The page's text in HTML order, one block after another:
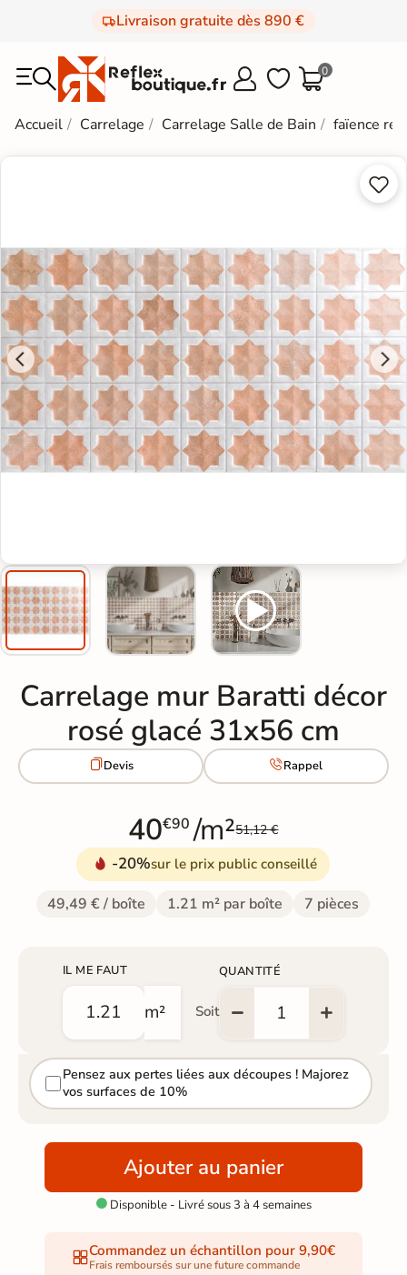
Livraison gratuite dès 890 €
  0
Accueil Carrelage Carrelage Salle de Bain faïence


Carrelage mur Baratti décor
rosé glacé 31x56 cm
Devis Rappel
40€90 /m²51,12 €
-20%sur le prix public conseillé
49,49 € / boîte 1.21 m² par boîte 7 pièces
IL ME FAUT
m² Soit
QUANTITÉ
Pensez aux pertes liées aux découpes ! Majorez
vos surfaces de 10%
Ajouter au panier
Disponible - Livré sous 3 à 4 semaines
Commandez un échantillon pour 9,90€
Frais remboursés sur une future commande